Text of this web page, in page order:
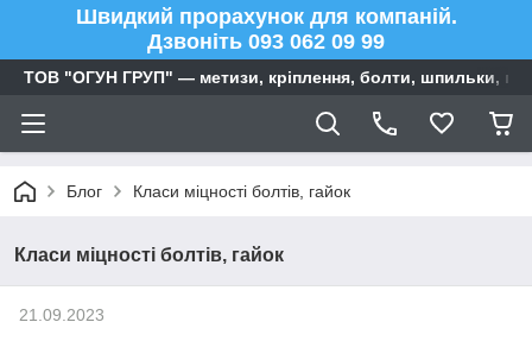
Швидкий прорахунок для компаній.
Дзвоніть 093 062 09 99
ТОВ "ОГУН ГРУП" — метизи, кріплення, болти, шпильки,
Блог Класи міцності болтів, гайок
Класи міцності болтів, гайок
21.09.2023